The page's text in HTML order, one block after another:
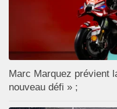
Marc Marquez prévient
nouveau défi » ;